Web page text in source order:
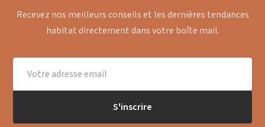
Recevez nos meilleurs conseils et les dernières tendances
habitat directement dans votre boîte mail.
S'inscrire